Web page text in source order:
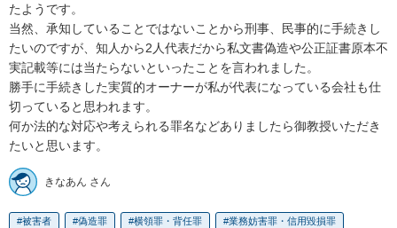
たようです。
当然、承知していることではないことから刑事、民事的に手続きし
たいのですが、知人から2人代表だから私文書偽造や公正証書原本不
実記載等には当たらないといったことを言われました。
勝手に手続きした実質的オーナーが私が代表になっている会社も仕
切っていると思われます。
何か法的な対応や考えられる罪名などありましたら御教授いただき
たいと思います。
きなあん さん
被害者 偽造罪 横領罪・背任罪 業務妨害罪・信用毀損罪